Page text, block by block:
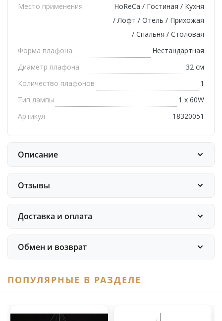
Место применения
HoReCa / Гостиная / Кухня
/ Лофт / Отель / Прихожая
/ Спальня / Столовая
Форма плафона
Нестандартная
Диаметр плафона
32 см
Количество плафонов
1
Тип лампы
1 х 60W
Артикул
18320051
Описание
Отзывы
Доставка и оплата
Обмен и возврат
ПОПУЛЯРНЫЕ В РАЗДЕЛЕ